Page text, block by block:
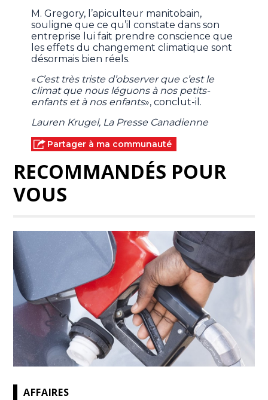
M. Gregory, l’apiculteur manitobain,
souligne que ce qu’il constate dans son
entreprise lui fait prendre conscience que
les effets du changement climatique sont
désormais bien réels.
«C’est très triste d’observer que c’est le
climat que nous léguons à nos petits-
enfants et à nos enfants», conclut-il.
Lauren Krugel, La Presse Canadienne
Partager à ma communauté
RECOMMANDÉS POUR
VOUS
AFFAIRES